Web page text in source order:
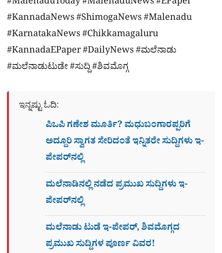
#KannadaNews #ShimogaNews #Malenadu
#KarnatakaNews #Chikkamagaluru
#KannadaEPaper #DailyNews #ಮಲೆನಾಡು
#ಮಲೆನಾಡುಟುಡೇ #ಸುದ್ದಿ #ಶಿವಮೊಗ್ಗ
ಇನ್ನಷ್ಟು ಓದಿ:
ಪಿಒಪಿ ಗಣೇಶ ಮೂರ್ತಿ? ಮಧುಬಂಗಾರಪ್ಪರಿಗೆ
ಅದ್ದೂರಿ ಸ್ವಾಗತ ಸೇರಿದಂತೆ ಇನ್ನಿತರೇ ಸುದ್ದಿಗಳು ಇ-
ಪೇಪರ್​ನಲ್ಲಿ
ಮಲೆನಾಡಿನಲ್ಲಿ ನಡೆದ ಪ್ರಮುಖ ಸುದ್ದಿಗಳು ಇ-
ಪೇಪರ್​​​​ನಲ್ಲಿ
ಮಲೆನಾಡು ಟುಡೆ ಇ-ಪೇಪರ್, ಶಿವಮೊಗ್ಗದ
ಪ್ರಮುಖ ಸುದ್ದಿಗಳ ಪೂರ್ಣ ವಿವರ!